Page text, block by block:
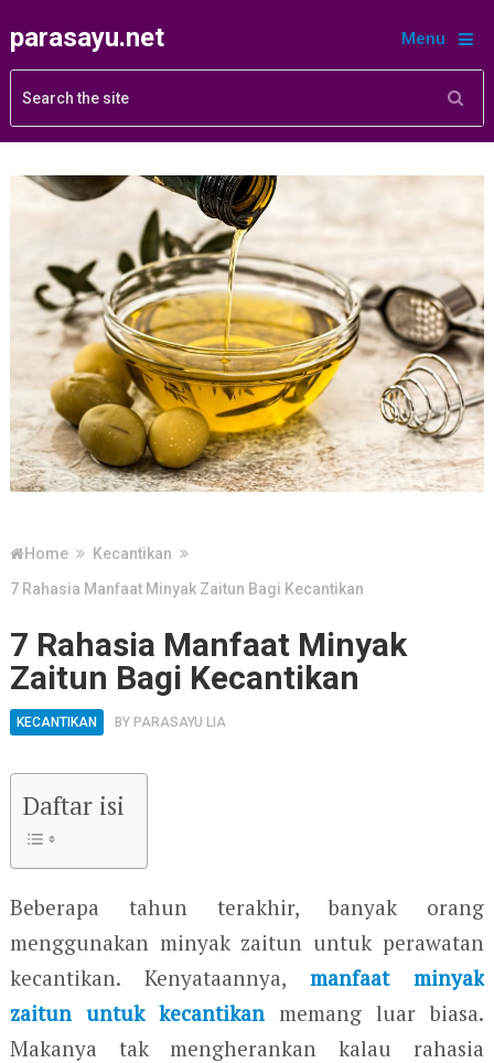
parasayu.net Menu
Home
Kecantikan
7 Rahasia Manfaat Minyak Zaitun Bagi Kecantikan
7 Rahasia Manfaat Minyak
Zaitun Bagi Kecantikan
KECANTIKAN BY PARASAYU LIA
Daftar isi
Beberapa tahun terakhir, banyak orang
menggunakan minyak zaitun untuk perawatan
kecantikan. Kenyataannya,manfaat minyak
zaitun untuk kecantikan memang luar biasa.
Makanya tak mengherankan kalau rahasia